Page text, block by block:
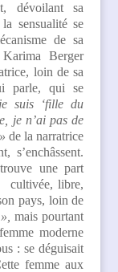
dévoilant sa
sensualité se
de sa
Berger
loin de sa
parle, qui se
suis ‘fille du
je n’ai pas de
de la narratrice
s’enchâssent.
une part
cultivée, libre,
pays, loin de
»,mais pourtant
moderne
: se déguisait
femme aux